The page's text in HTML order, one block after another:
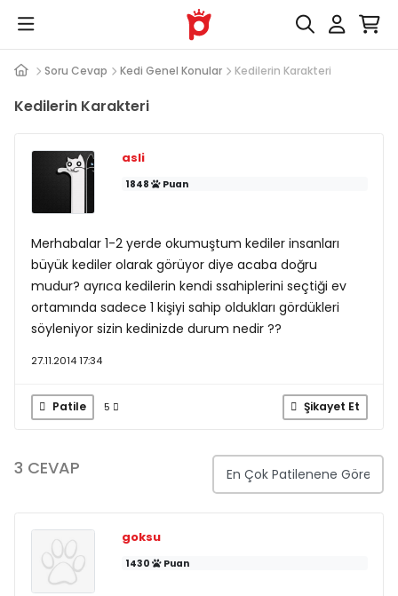
Soru Cevap Kedi Genel Konular Kedilerin Karakteri
Kedilerin Karakteri
asli
1848 Puan
Merhabalar 1-2 yerde okumuştum kediler insanları
büyük kediler olarak görüyor diye acaba doğru
mudur? ayrıca kedilerin kendi ssahiplerini seçtiği ev
ortamında sadece 1 kişiyi sahip oldukları gördükleri
söyleniyor sizin kedinizde durum nedir ??
27.11.2014 17:34
Patile 5 Şikayet Et
3 CEVAP
goksu
1430 Puan